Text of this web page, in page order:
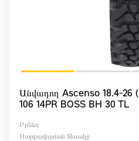
Անվադող Ascenso 18.4-26
106 14PR BOSS BH 30 TL
Բրենդ
Սարքավորման Տեսակը